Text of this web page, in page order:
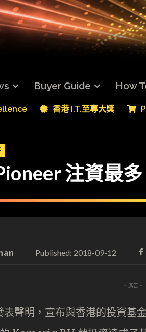
Buyer Guide How
香港 I.T.至專大獎
注資最
Published: 2018-09-12
- 廣告 -
表聲明，宣布與香港的投資